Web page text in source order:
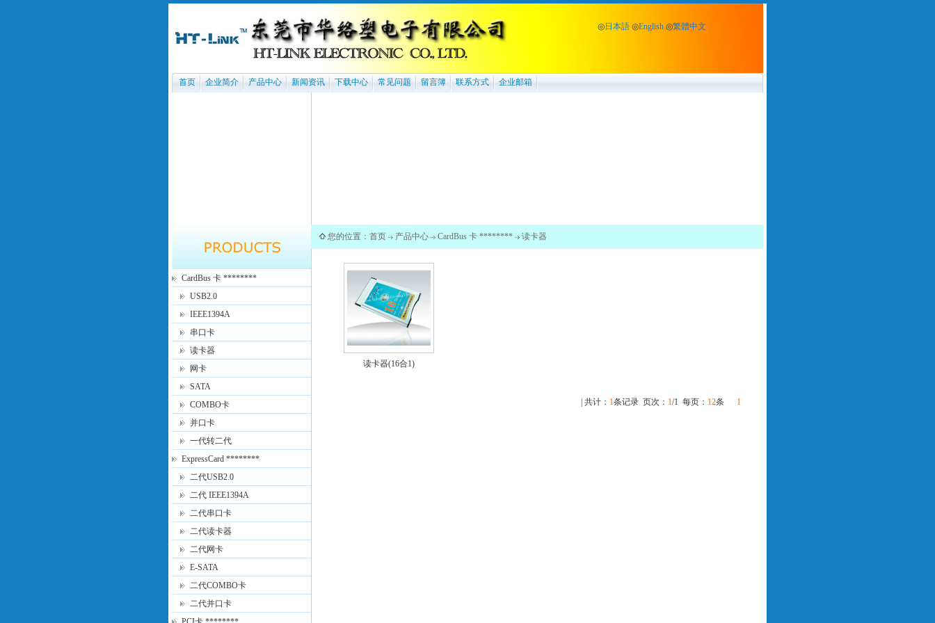
◎日本語 ◎English ◎繁體中文
首页 企业简介 产品中心 新闻资讯 下载中心 常见问题 留言簿 联系方式 企业邮箱
CardBus 卡 ********
USB2.0
IEEE1394A
串口卡
读卡器
网卡
SATA
COMBO卡
并口卡
一代转二代
ExpressCard ********
二代USB2.0
二代 IEEE1394A
二代串口卡
二代读卡器
二代网卡
E-SATA
二代COMBO卡
二代并口卡
您的位置： 首页 产品中心 CardBus 卡 ******** 读卡器
读卡器(16合1)
| 共计： 1条记录 页次： 1/1 每页： 12条 1